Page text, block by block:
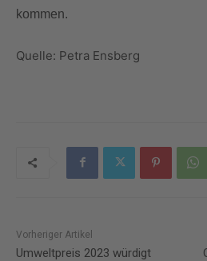
kommen.
Quelle: Petra Ensberg
Vorheriger Artikel
Umweltpreis 2023 würdigt